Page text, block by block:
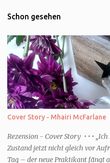
Schon gesehen
Cover Story - Mhairi McFarlane
Rezension - Cover Story • • •
Zustand jetzt nicht gleich vor
Tag – der neue Praktikant fängt